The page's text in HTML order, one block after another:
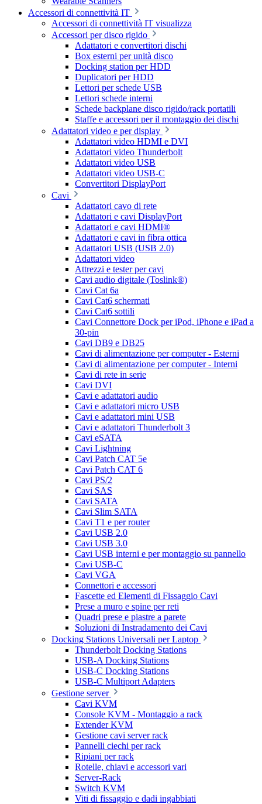
Accessori di connettività IT
Accessori di connettività IT visualizza
Accessori per disco rigido
Adattatori e convertitori dischi
Box esterni per unità disco
Docking station per HDD
Duplicatori per HDD
Lettori per schede USB
Lettori schede interni
Schede backplane disco rigido/rack portatili
Staffe e accessori per il montaggio dei dischi
Adattatori video e per display
Adattatori video HDMI e DVI
Adattatori video Thunderbolt
Adattatori video USB
Adattatori video USB-C
Convertitori DisplayPort
Cavi
Adattatori cavo di rete
Adattatori e cavi DisplayPort
Adattatori e cavi HDMI®
Adattatori e cavi in fibra ottica
Adattatori USB (USB 2.0)
Adattatori video
Attrezzi e tester per cavi
Cavi audio digitale (Toslink®)
Cavi Cat 6a
Cavi Cat6 schermati
Cavi Cat6 sottili
Cavi Connettore Dock per iPod, iPhone e iPad a
30-pin
Cavi DB9 e DB25
Cavi di alimentazione per computer - Esterni
Cavi di alimentazione per computer - Interni
Cavi di rete in serie
Cavi DVI
Cavi e adattatori audio
Cavi e adattatori micro USB
Cavi e adattatori mini USB
Cavi e adattatori Thunderbolt 3
Cavi eSATA
Cavi Lightning
Cavi Patch CAT 5e
Cavi Patch CAT 6
Cavi PS/2
Cavi SAS
Cavi SATA
Cavi Slim SATA
Cavi T1 e per router
Cavi USB 2.0
Cavi USB 3.0
Cavi USB interni e per montaggio su pannello
Cavi USB-C
Cavi VGA
Connettori e accessori
Fascette ed Elementi di Fissaggio Cavi
Prese a muro e spine per reti
Quadri prese e piastre a parete
Soluzioni di Instradamento dei Cavi
Docking Stations Universali per Laptop
Thunderbolt Docking Stations
USB-A Docking Stations
USB-C Docking Stations
USB-C Multiport Adapters
Gestione server
Cavi KVM
Console KVM - Montaggio a rack
Extender KVM
Gestione cavi server rack
Pannelli ciechi per rack
Ripiani per rack
Rotelle, chiavi e accessori vari
Server-Rack
Switch KVM
Viti di fissaggio e dadi ingabbiati